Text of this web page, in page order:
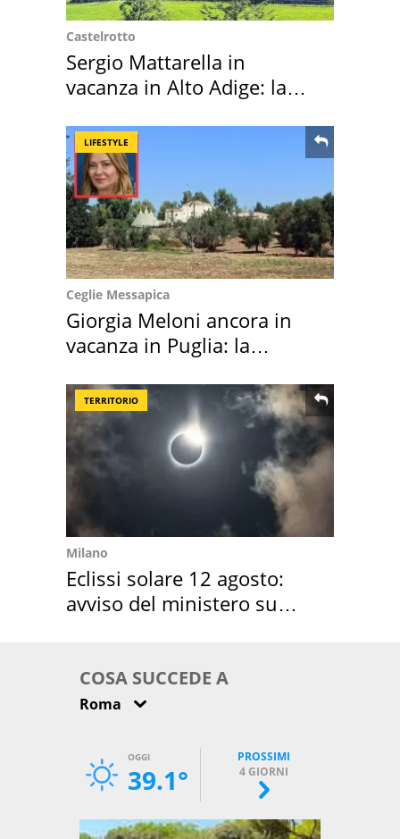
Castelrotto
Sergio Mattarella in
vacanza in Alto Adige: la
LIFESTYLE
Ceglie Messapica
Giorgia Meloni ancora in
vacanza in Puglia: la
TERRITORIO
Milano
Eclissi solare 12 agosto:
avviso del ministero su